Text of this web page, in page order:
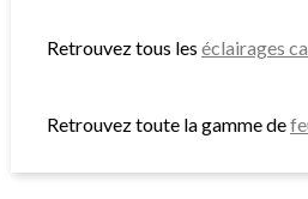
Retrouvez tous les éclairages
Retrouvez toute la gamme de